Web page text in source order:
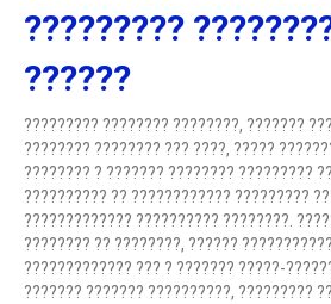
?????????
??????
????????? ???????? ????????, ???????
???????? ???????? ??? ????, ?????
???????? ? ??????? ???????? ?????????
?????????? ?? ???????????? ?????????
????????????? ?????????? ????????.
???????? ?? ????????, ??????
????????????? ??? ? ??????? ?????-
??????? ??????? ??????????, ?????????